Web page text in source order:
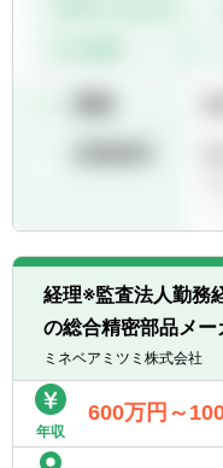
経理※監査法人勤務
の総合精密部品メー
ミネベアミツミ株式会社
年収
600万円～